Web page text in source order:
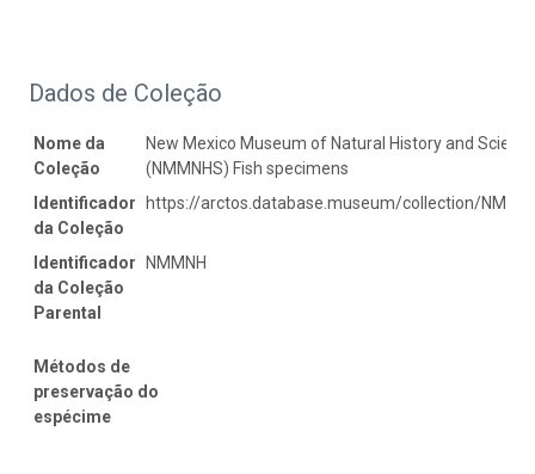
Dados de Coleção
Nome da
Coleção
New Mexico Museum of Natural History and
(NMMNHS) Fish specimens
Identificador
da Coleção
https://arctos.database.museum/collection/
Identificador
da Coleção
Parental
NMMNH
Métodos de
preservação do
espécime